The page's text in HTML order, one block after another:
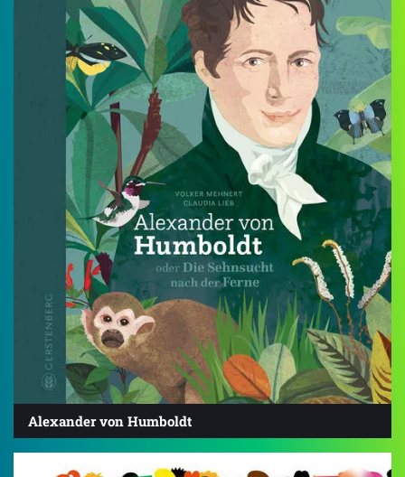
Alexander von Humboldt